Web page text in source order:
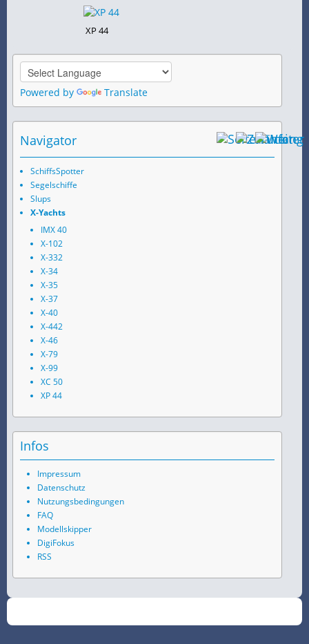
XP 44
Powered by Translate
Navigator
SchiffsSpotter
Segelschiffe
Slups
X-Yachts
IMX 40
X-102
X-332
X-34
X-35
X-37
X-40
X-442
X-46
X-79
X-99
XC 50
XP 44
Infos
Impressum
Datenschutz
Nutzungsbedingungen
FAQ
Modellskipper
DigiFokus
RSS